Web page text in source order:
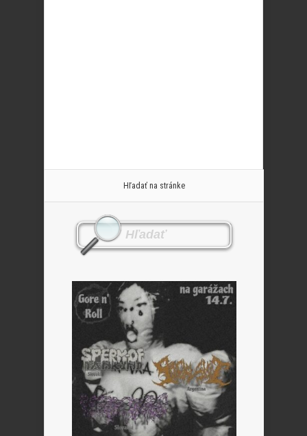
Hľadať na stránke